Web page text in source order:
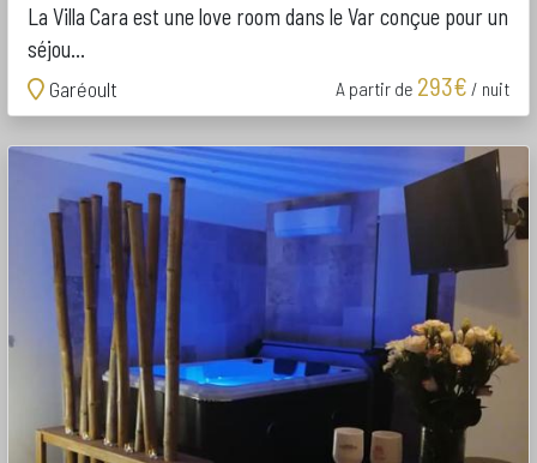
La Villa Cara est une love room dans le Var conçue pour un
séjou...
Garéoult
A partir de 293€ / nuit